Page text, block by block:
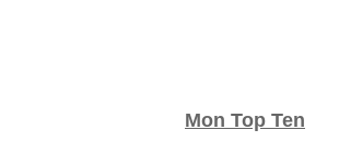
Mon Top Ten